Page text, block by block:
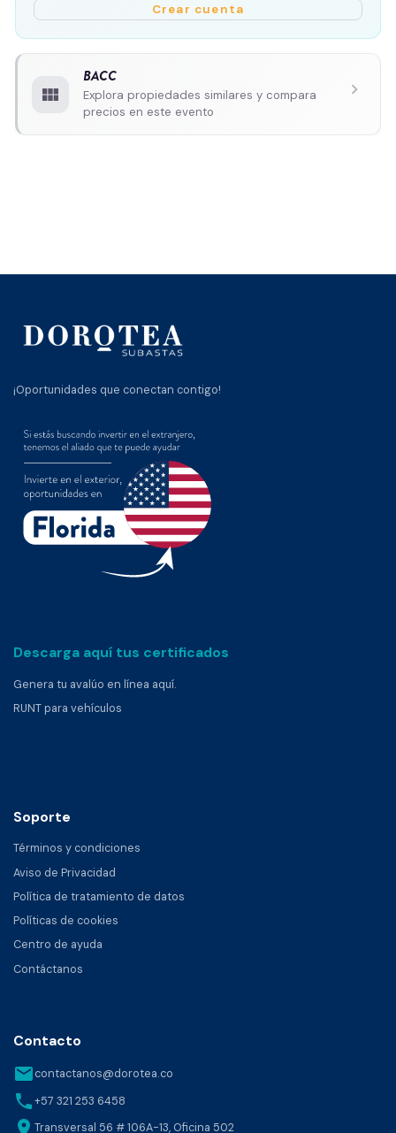
Crear cuenta
view_module
BACC
Explora propiedades similares y compara
precios en este evento
chevron_right
¡Oportunidades que conectan contigo!
Descarga aquí tus certificados
Genera tu avalúo en línea aquí.
RUNT para vehículos
Soporte
Términos y condiciones
Aviso de Privacidad
Política de tratamiento de datos
Políticas de cookies
Centro de ayuda
Contáctanos
Contacto
emailcontactanos@dorotea.co
phone+57 321 253 6458
location_onTransversal 56 # 106A-13, Oficina 502